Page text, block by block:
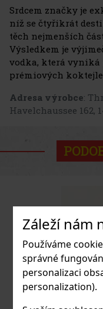
Záleží nám
Používáme
správné
personalizaci
personalization).
Srdcem značky je
níž se čtyřikrát
těch nejmenších
Výsledkem je
vodka, která
prémiových
Adresa výrobce:
Havelchaussee 162,